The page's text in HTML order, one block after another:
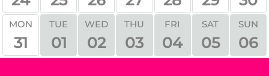
MON
31
TUE
01
WED
02
THU
03
FRI
04
SAT
05
SUN
06